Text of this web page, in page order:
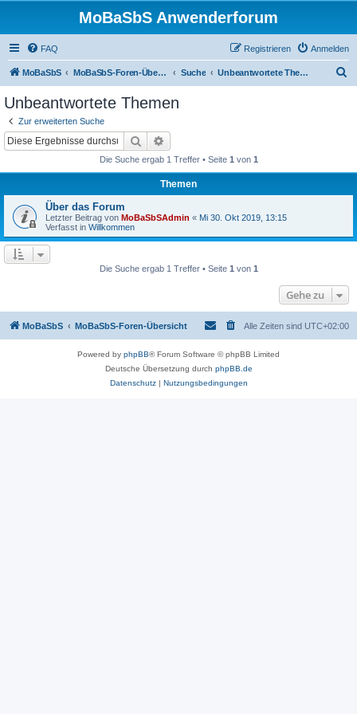
MoBaSbS Anwenderforum
FAQ Anmelden
Registrieren
MoBaSbS MoBaSbS-Foren-Übersicht Suche Unbeantwortete Themen
Unbeantwortete Themen
Zur erweiterten Suche
Suche
Die Suche ergab 1 Treffer • Seite 1 von 1
Themen
Über das Forum
Letzter Beitrag von MoBaSbSAdmin « Mi 30. Okt 2019, 13:15
Verfasst in Willkommen
Die Suche ergab 1 Treffer • Seite 1 von 1
Gehe zu
MoBaSbS MoBaSbS-Foren-Übersicht Alle Zeiten sind UTC+02:00
Powered by phpBB® Forum Software © phpBB Limited
Deutsche Übersetzung durch phpBB.de
Datenschutz| Nutzungsbedingungen